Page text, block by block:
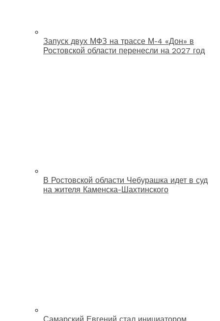
Запуск двух МФЗ на трассе М-4 «Дон» в
Ростовской области перенесли на 2027 год
В Ростовской области Чебурашка идет в суд
на жителя Каменска-Шахтинского